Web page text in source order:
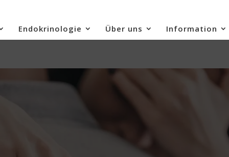
Endokrinologie Über uns Information